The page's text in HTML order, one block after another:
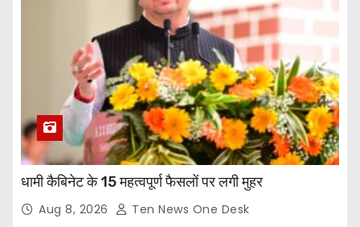
धामी कैबिनेट के 15 महत्वपूर्ण फैसलों पर लगी मुहर
Aug 8, 2026 Ten News One Desk